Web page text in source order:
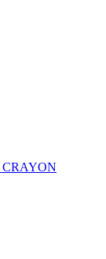
CRAYON